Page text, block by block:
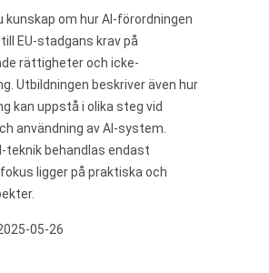
kunskap om hur AI-förordningen
EU-stadgans krav på
rättigheter och icke-
Utbildningen beskriver även hur
kan uppstå i olika steg vid
användning av AI-system.
teknik behandlas endast
ligger på praktiska och
05-26